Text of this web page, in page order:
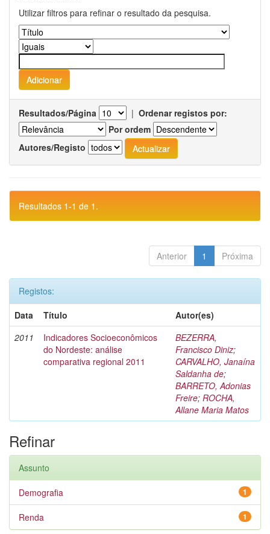
Utilizar filtros para refinar o resultado da pesquisa.
Resultados/Página | Ordenar registos por:
Por ordem
Autores/Registo
Resultados 1-1 de 1.
Anterior 1 Próxima
Registos:
Data
Título
Autor(es)
2011
Indicadores Socioeconômicos
do Nordeste: análise
comparativa regional 2011
BEZERRA,
Francisco Diniz;
CARVALHO, Janaína
Saldanha de;
BARRETO, Adonias
Freire; ROCHA,
Allane Maria Matos
Refinar
Assunto
1
Demografia
1
Renda